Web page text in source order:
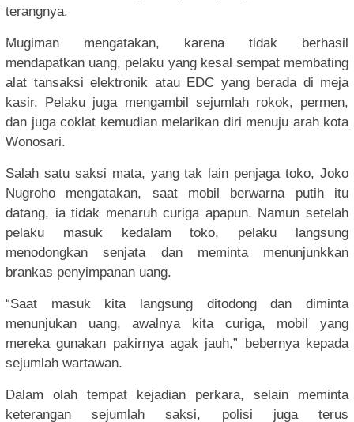
terangnya.
Mugiman mengatakan, karena tidak berhasil
mendapatkan uang, pelaku yang kesal sempat membating
alat tansaksi elektronik atau EDC yang berada di meja
kasir. Pelaku juga mengambil sejumlah rokok, permen,
dan juga coklat kemudian melarikan diri menuju arah kota
Wonosari.
Salah satu saksi mata, yang tak lain penjaga toko, Joko
Nugroho mengatakan, saat mobil berwarna putih itu
datang, ia tidak menaruh curiga apapun. Namun setelah
pelaku masuk kedalam toko, pelaku langsung
menodongkan senjata dan meminta menunjunkkan
brankas penyimpanan uang.
“Saat masuk kita langsung ditodong dan diminta
menunjukan uang, awalnya kita curiga, mobil yang
mereka gunakan pakirnya agak jauh,” bebernya kepada
sejumlah wartawan.
Dalam olah tempat kejadian perkara, selain meminta
keterangan sejumlah saksi, polisi juga terus